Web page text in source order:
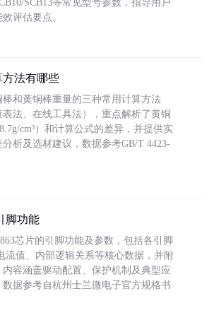
SCB13等常见型号参数，指导用户
评估要点。
法有哪些
和黄铜棒重量的三种常用计算方法
表法、在线工具法），重点解析了黄铜
cm³）和计算公式的差异，并提供实
析及选材建议，数据参考GB/T 4423-
脚功能
芯片的引脚功能及参数，包括各引脚
流值、内部逻辑关系等核心数据，并附
容涵盖驱动配置、保护机制及典型应
据参考自杭州士兰微电子官方规格书